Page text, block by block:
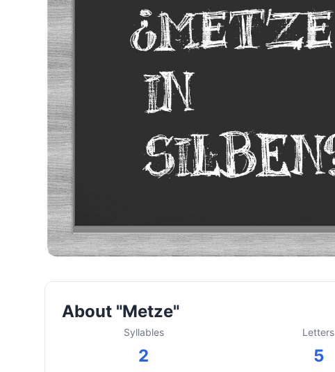
About "Metze"
Syllables
2
Letters
5